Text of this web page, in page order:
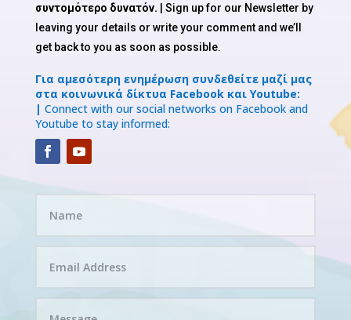
συντομότερο δυνατόν. | Sign up for our Newsletter by
leaving your details or write your comment and we’ll
get back to you as soon as possible.
Για αμεσότερη ενημέρωση συνδεθείτε μαζί μας
στα κοινωνικά δίκτυα Facebook και Youtube:
| Connect with our social networks on Facebook and
Youtube to stay informed: